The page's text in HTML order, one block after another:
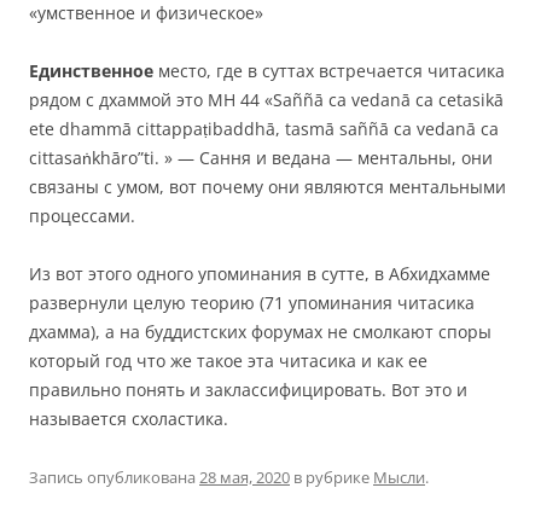
«умственное и физическое»
Единственное место, где в суттах встречается читасика
рядом с дхаммой это МН 44 «Saññā ca vedanā ca cetasikā
ete dhammā cittappaṭibaddhā, tasmā saññā ca vedanā ca
cittasaṅkhāro”ti. » — Сання и ведана — ментальны, они
связаны с умом, вот почему они являются ментальными
процессами.
Из вот этого одного упоминания в сутте, в Абхидхамме
развернули целую теорию (71 упоминания читасика
дхамма), а на буддистских форумах не смолкают споры
который год что же такое эта читасика и как ее
правильно понять и заклассифицировать. Вот это и
называется схоластика.
Запись опубликована 28 мая, 2020 в рубрике Мысли.